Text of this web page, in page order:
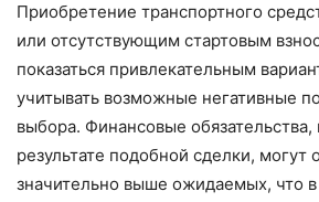
Приобретение транспортного
или отсутствующим стартовым
показаться привлекательным
учитывать возможные негативные
выбора. Финансовые
результате подобной сделки, могут
значительно выше ожидаемых, что